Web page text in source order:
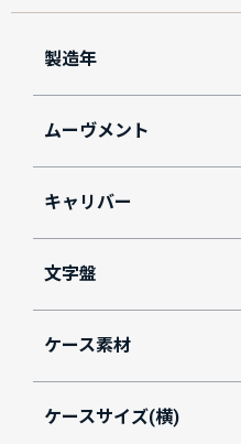
製造年
ムーヴメント
キャリバー
文字盤
ケース素材
ケースサイズ(横)